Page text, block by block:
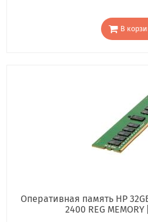
В
Оперативная память HP
2400 REG